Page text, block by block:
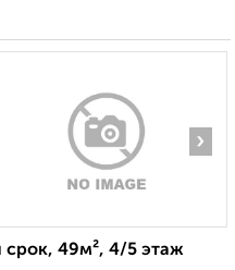
›
срок, 49м², 4/5 этаж